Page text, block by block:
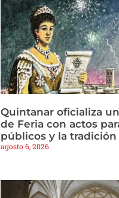
Quintanar oficializa
de Feria con actos
públicos y la
agosto 6, 2026